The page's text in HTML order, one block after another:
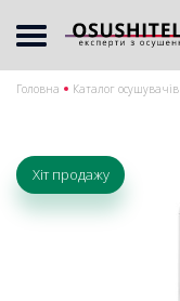
Головна Каталог осушувачів
Хіт продажу